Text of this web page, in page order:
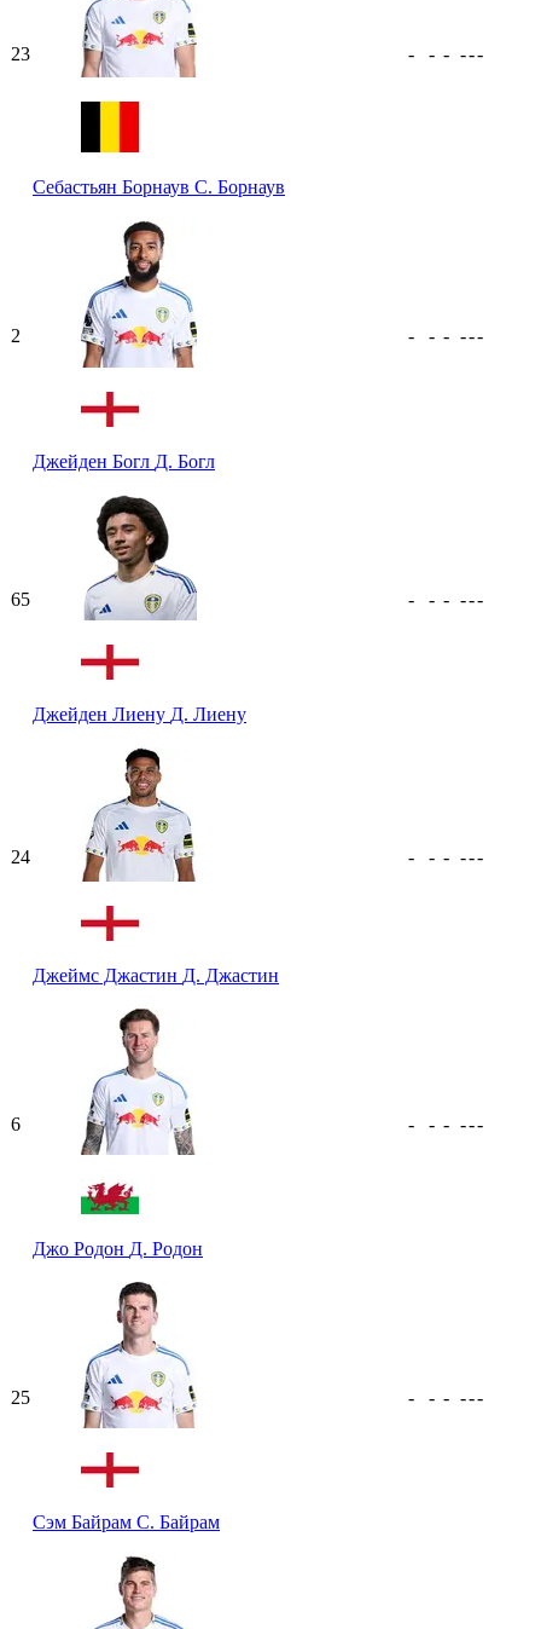
23
Себастьян Борнаув С. Борнаув
- - - ---
2
Джейден Богл Д. Богл
- - - ---
65
Джейден Лиену Д. Лиену
- - - ---
24
Джеймс Джастин Д. Джастин
- - - ---
6
Джо Родон Д. Родон
- - - ---
25
Сэм Байрам С. Байрам
- - - ---